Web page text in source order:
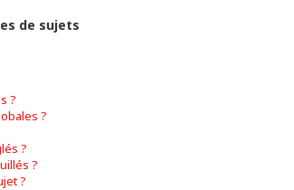
de sujets
?
?
?
?
?